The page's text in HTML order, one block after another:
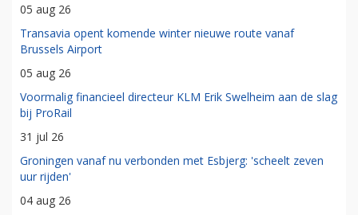
05 aug 26
Transavia opent komende winter nieuwe route vanaf
Brussels Airport
05 aug 26
Voormalig financieel directeur KLM Erik Swelheim aan de slag
bij ProRail
31 jul 26
Groningen vanaf nu verbonden met Esbjerg: 'scheelt zeven
uur rijden'
04 aug 26